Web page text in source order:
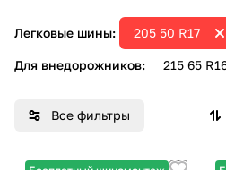
Легковые шины: 205 50 R17
Для внедорожников: 215 65
Все фильтры